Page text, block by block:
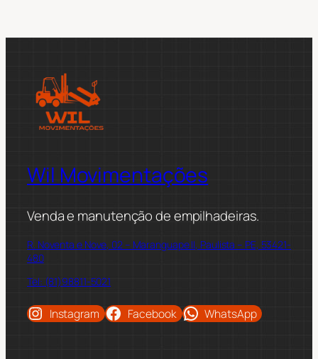
Wil Movimentações
Venda e manutenção de empilhadeiras.
R. Noventa e Nove, 02 – Maranguape II, Paulista – PE, 53421-
480
Tel: (81)98811-5021
Instagram Facebook WhatsApp